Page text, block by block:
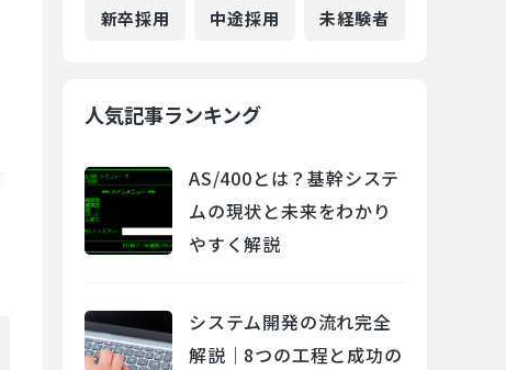
新卒採用 中途採用 未経験者
人気記事ランキング
AS/400とは？基幹システ
ムの現状と未来をわかり
やすく解説
システム開発の流れ完全
解説｜8つの工程と成功の